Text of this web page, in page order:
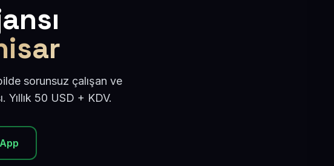
sorunsuz çalışan ve
Yıllık 50 USD + KDV.